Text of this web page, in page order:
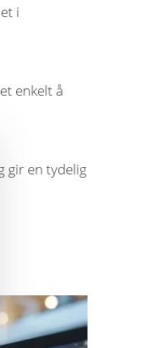
i
enkelt å
gir en tydelig